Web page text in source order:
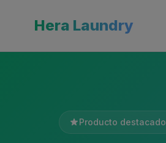
Hera Laundry
Producto destacado